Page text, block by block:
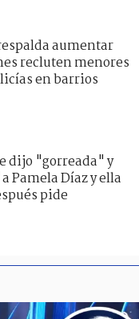
aumentar
recluten menores
en barrios
dijo "gorreada" y
Pamela Díaz y ella
pide